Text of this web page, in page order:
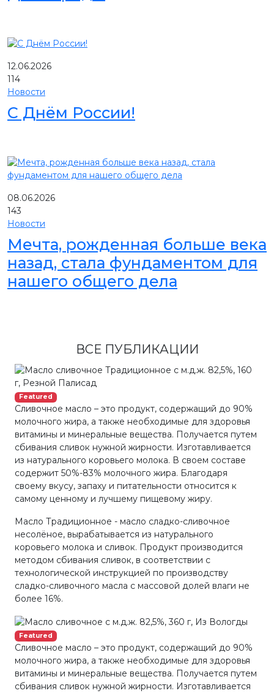
12.06.2026
114
Новости
С Днём России!
08.06.2026
143
Новости
Мечта, рожденная больше века
назад, стала фундаментом для
нашего общего дела
ВСЕ ПУБЛИКАЦИИ
Featured
Сливочное масло – это продукт, содержащий до 90%
молочного жира, а также необходимые для здоровья
витамины и минеральные вещества. Получается путем
сбивания сливок нужной жирности. Изготавливается
из натурального коровьего молока. В своем составе
содержит 50%-83% молочного жира. Благодаря
своему вкусу, запаху и питательности относится к
самому ценному и лучшему пищевому жиру.
Масло Традиционное - масло сладко-сливочное
несолёное, вырабатывается из натурального
коровьего молока и сливок. Продукт производится
методом сбивания сливок, в соответствии с
технологической инструкцией по производству
сладко-сливочного масла с массовой долей влаги не
более 16%.
Featured
Сливочное масло – это продукт, содержащий до 90%
молочного жира, а также необходимые для здоровья
витамины и минеральные вещества. Получается путем
сбивания сливок нужной жирности. Изготавливается